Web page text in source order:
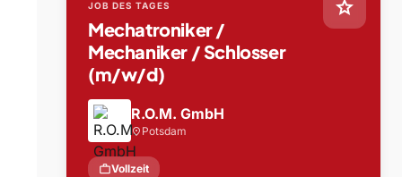
star
JOB DES TAGES
Mechatroniker /
Mechaniker / Schlosser
(m/w/d)
R.O.M. GmbH
location_on Potsdam
workVollzeit